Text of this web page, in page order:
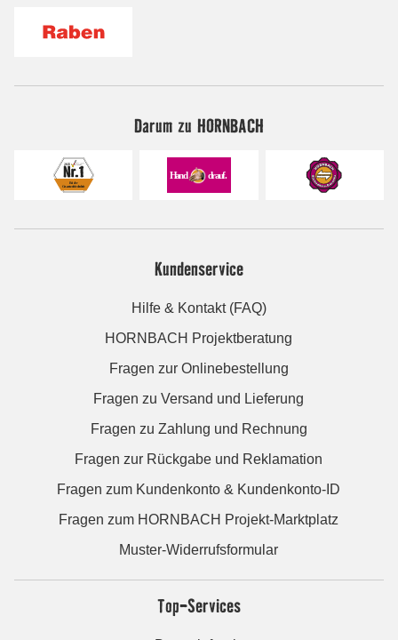
Darum zu HORNBACH
Kundenservice
Hilfe & Kontakt (FAQ)
HORNBACH Projektberatung
Fragen zur Onlinebestellung
Fragen zu Versand und Lieferung
Fragen zu Zahlung und Rechnung
Fragen zur Rückgabe und Reklamation
Fragen zum Kundenkonto & Kundenkonto-ID
Fragen zum HORNBACH Projekt-Marktplatz
Muster-Widerrufsformular
Top-Services